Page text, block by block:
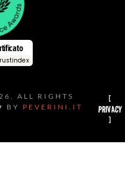
ALL RIGHTS
BY PEVERINI.IT
[
PRIVACY
]